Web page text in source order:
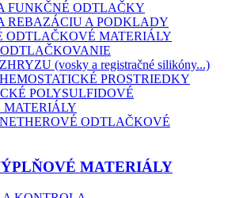
FUNKČNÉ ODTLAČKY
REBAZÁCIU A PODKLADY
ODTLAČKOVÉ MATERIÁLY
(vosky a registračné silikóny...)
PROSTRIEDKY
POLYSULFIDOVÉ
ODTLAČKOVÉ
MATERIÁLY